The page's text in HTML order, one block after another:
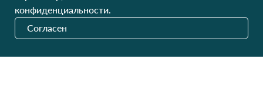
Отправить
конфиденциальности.
Согласен